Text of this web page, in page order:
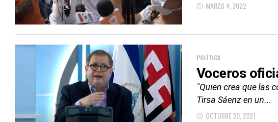
MARZO 4, 2022
POLÍTICA
Voceros
"Quien crea que las
Tirsa Sáenz en un...
OCTUBRE 20, 2021